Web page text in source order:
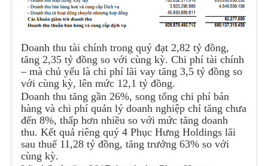
Doanh thu tài chính trong quý đạt 2,82 tỷ đồng,
tăng 2,35 tỷ đồng so với cùng kỳ. Chi phí tài chính
– mà chủ yếu là chi phí lãi vay tăng 3,5 tỷ đồng so
với cùng kỳ, lên mức 12,1 tỷ đồng.
Doanh thu tăng gần 26%, song tổng chi phí bán
hàng và chi phí quản lý doanh nghiệp chỉ tăng chưa
đến 8%, thấp hơn nhiều so với mức tăng doanh
thu. Kết quả riêng quý 4 Phục Hưng Holdings lãi
sau thuế 11,28 tỷ đồng, tăng trưởng 63% so với
cùng kỳ.